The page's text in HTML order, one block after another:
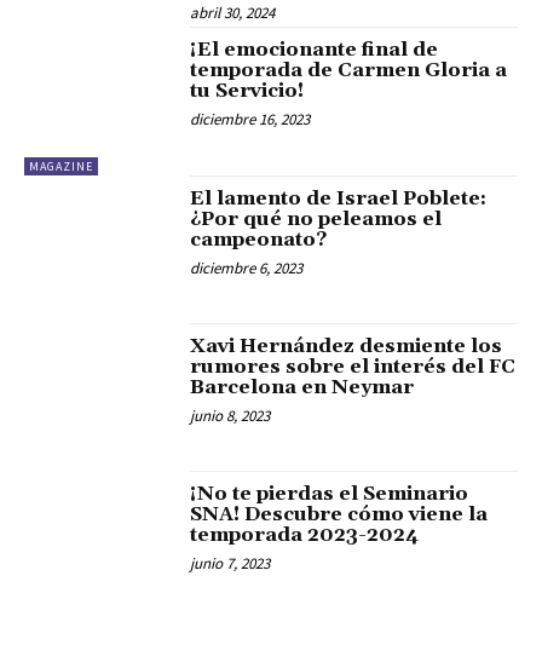
abril 30, 2024
MAGAZINE
¡El emocionante final de
temporada de Carmen Gloria a
tu Servicio!
diciembre 16, 2023
El lamento de Israel Poblete:
¿Por qué no peleamos el
campeonato?
diciembre 6, 2023
Xavi Hernández desmiente los
rumores sobre el interés del FC
Barcelona en Neymar
junio 8, 2023
¡No te pierdas el Seminario
SNA! Descubre cómo viene la
temporada 2023-2024
junio 7, 2023